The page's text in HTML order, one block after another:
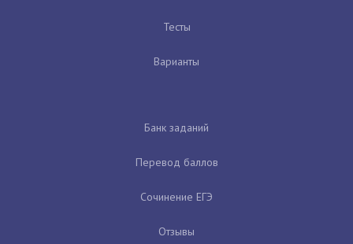
Тесты
Варианты
Банк заданий
Перевод баллов
Сочинение ЕГЭ
Отзывы